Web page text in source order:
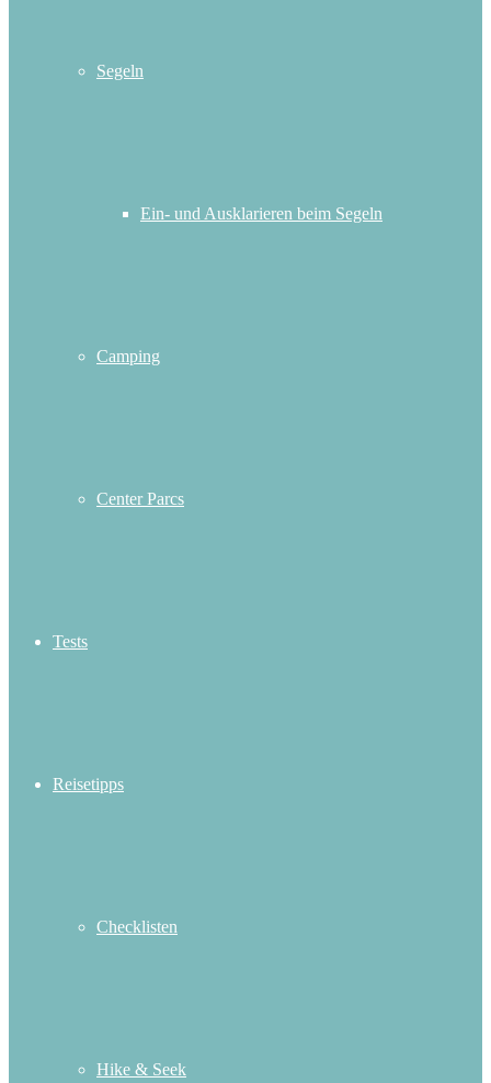
Segeln
Ein- und Ausklarieren beim Segeln
Camping
Center Parcs
Tests
Reisetipps
Checklisten
Hike & Seek